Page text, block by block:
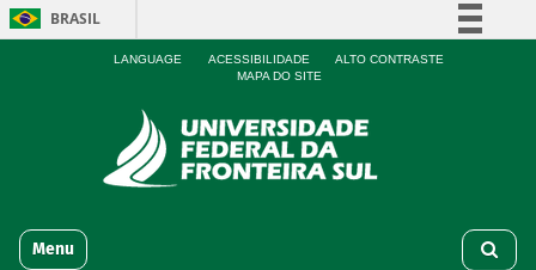
BRASIL
Simplifique!
Participe
Acesso à informação
LANGUAGE ACESSIBILIDADE
ALTO CONTRASTE
MAPA DO SITE
Toggle navigation